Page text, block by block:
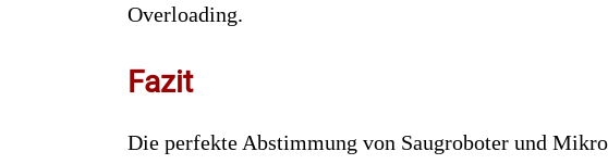
Overloading.
Fazit
Die perfekte Abstimmung von Saugroboter und